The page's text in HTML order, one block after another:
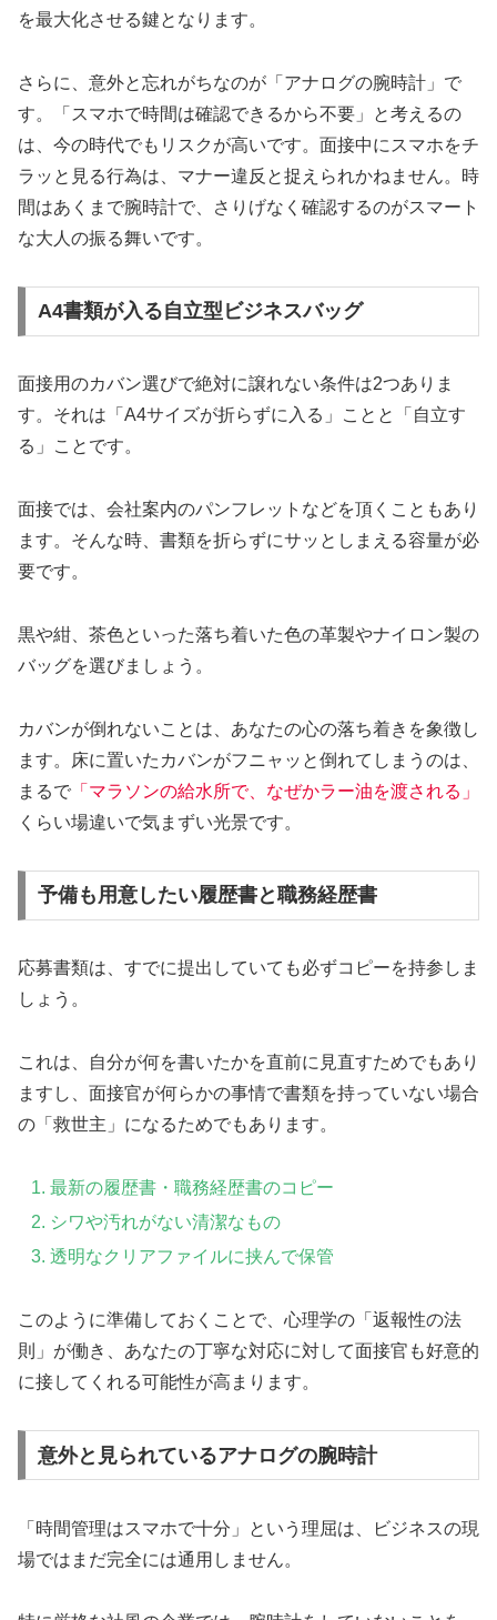
を最大化させる鍵となります。
さらに、意外と忘れがちなのが「アナログの腕時計」で
す。「スマホで時間は確認できるから不要」と考えるの
は、今の時代でもリスクが高いです。面接中にスマホをチ
ラッと見る行為は、マナー違反と捉えられかねません。時
間はあくまで腕時計で、さりげなく確認するのがスマート
な大人の振る舞いです。
A4書類が入る自立型ビジネスバッグ
面接用のカバン選びで絶対に譲れない条件は2つありま
す。それは「A4サイズが折らずに入る」ことと「自立す
る」ことです。
面接では、会社案内のパンフレットなどを頂くこともあり
ます。そんな時、書類を折らずにサッとしまえる容量が必
要です。
黒や紺、茶色といった落ち着いた色の革製やナイロン製の
バッグを選びましょう。
カバンが倒れないことは、あなたの心の落ち着きを象徴し
ます。床に置いたカバンがフニャッと倒れてしまうのは、
まるで 「マラソンの給水所で、なぜかラー油を渡される」
くらい場違いで気まずい光景です。
予備も用意したい履歴書と職務経歴書
応募書類は、すでに提出していても必ずコピーを持参しま
しょう。
これは、自分が何を書いたかを直前に見直すためでもあり
ますし、面接官が何らかの事情で書類を持っていない場合
の「救世主」になるためでもあります。
最新の履歴書・職務経歴書のコピー
シワや汚れがない清潔なもの
透明なクリアファイルに挟んで保管
このように準備しておくことで、心理学の「返報性の法
則」が働き、あなたの丁寧な対応に対して面接官も好意的
に接してくれる可能性が高まります。
意外と見られているアナログの腕時計
「時間管理はスマホで十分」という理屈は、ビジネスの現
場ではまだ完全には通用しません。